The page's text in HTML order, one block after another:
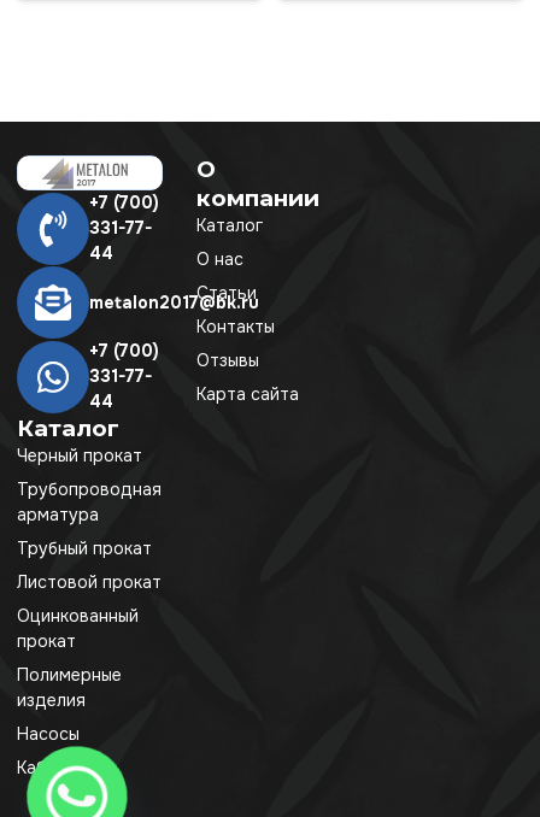
+7 (700)
331-77-
44
metalon2017@bk.ru
+7 (700)
331-77-
44
Каталог
Черный прокат
Трубопроводная
арматура
Трубный прокат
Листовой прокат
Оцинкованный
прокат
Полимерные
изделия
Насосы
Кабель
О
компании
Каталог
О нас
Статьи
Контакты
Отзывы
Карта сайта